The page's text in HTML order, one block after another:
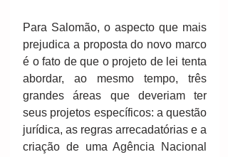
Para Salomão, o aspecto que mais
prejudica a proposta do novo marco
é o fato de que o projeto de lei tenta
abordar, ao mesmo tempo, três
grandes áreas que deveriam ter
seus projetos específicos: a questão
jurídica, as regras arrecadatórias e a
criação de uma Agência Nacional